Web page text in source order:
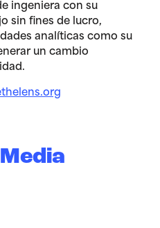
ingeniera con su
sin fines de lucro,
analíticas como su
un cambio